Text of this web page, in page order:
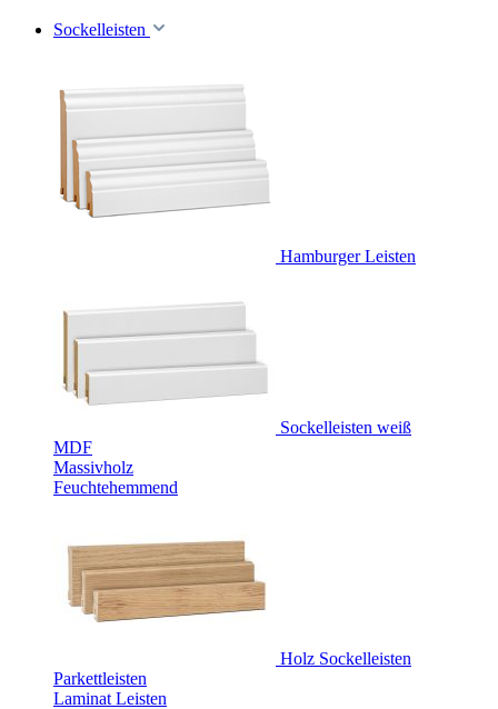
Sockelleisten
Hamburger Leisten
Sockelleisten weiß
MDF
Massivholz
Feuchtehemmend
Holz Sockelleisten
Parkettleisten
Laminat Leisten